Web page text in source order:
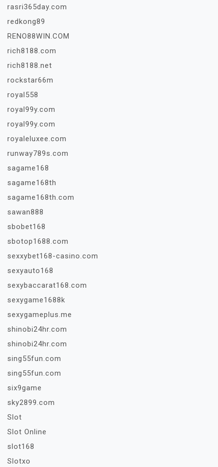
rasri365day.com
redkong89
RENO88WIN.COM
rich8188.com
rich8188.net
rockstar66m
royal558
royal99y.com
royal99y.com
royaleluxee.com
runway789s.com
sagame168
sagame168th
sagame168th.com
sawan888
sbobet168
sbotop1688.com
sexxybet168-casino.com
sexyauto168
sexybaccarat168.com
sexygame1688k
sexygameplus.me
shinobi24hr.com
shinobi24hr.com
sing55fun.com
sing55fun.com
six9game
sky2899.com
Slot
Slot Online
slot168
Slotxo